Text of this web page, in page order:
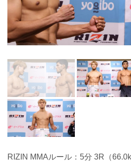
RIZIN MMAルール：5分 3R（